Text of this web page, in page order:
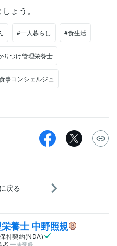
ょう。
#一人暮らし #食生活
りつけ管理栄養士
事コンシェルジュ
戻る
養士 中野照規
持契約(NDA)
者
未登録